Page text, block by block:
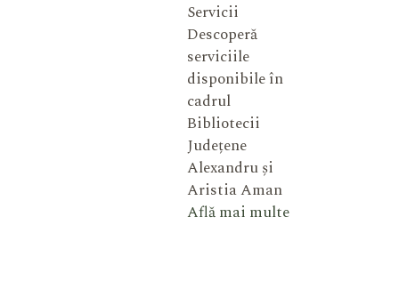
Servicii
Descoperă
serviciile
disponibile în
cadrul
Bibliotecii
Județene
Alexandru și
Aristia Aman
Află mai multe